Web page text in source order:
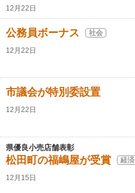
12月22日
公務員ボーナス 社会
12月22日
市議会が特別委設置
12月22日
県優良小売店舗表彰
松田町の福嶋屋が受賞 経済
12月15日